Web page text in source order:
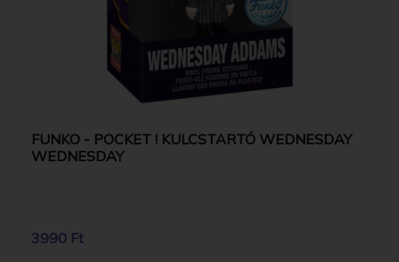
FUNKO - POCKET ! KULCSTARTÓ WEDNESDAY
WEDNESDAY
3990 Ft